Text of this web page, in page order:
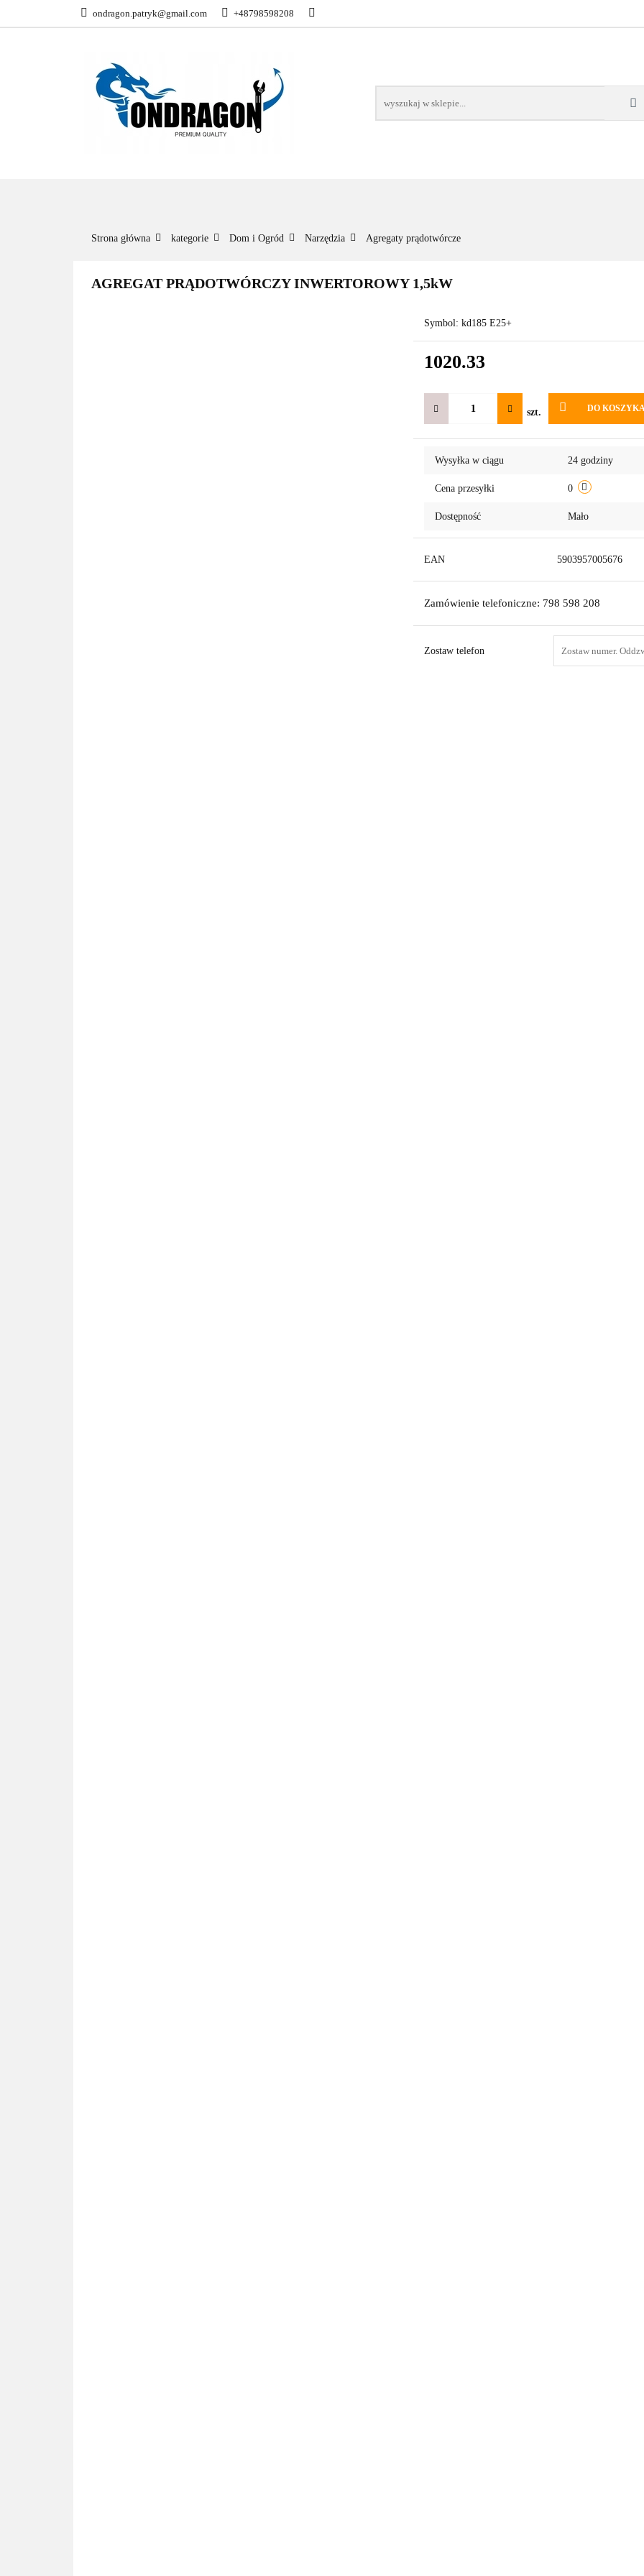
ondragon.patryk@gmail.com +48798598208
KATEGORIE NOWOŚCI BESTSELLERY WSZYSTKIE TOWARY
Strona główna kategorie Dom i Ogród Narzędzia Agregaty prądotwórcze
AGREGAT PRĄDOTWÓRCZY INWERTOROWY 1,5kW
Symbol: kd185 E25+
1020.33
szt. DO
Wysyłka w ciągu 24 godziny
Cena przesyłki 0
Dostępność Mało
EAN 5903957005676
Zamówienie telefoniczne: 798 598 208
Zostaw telefon